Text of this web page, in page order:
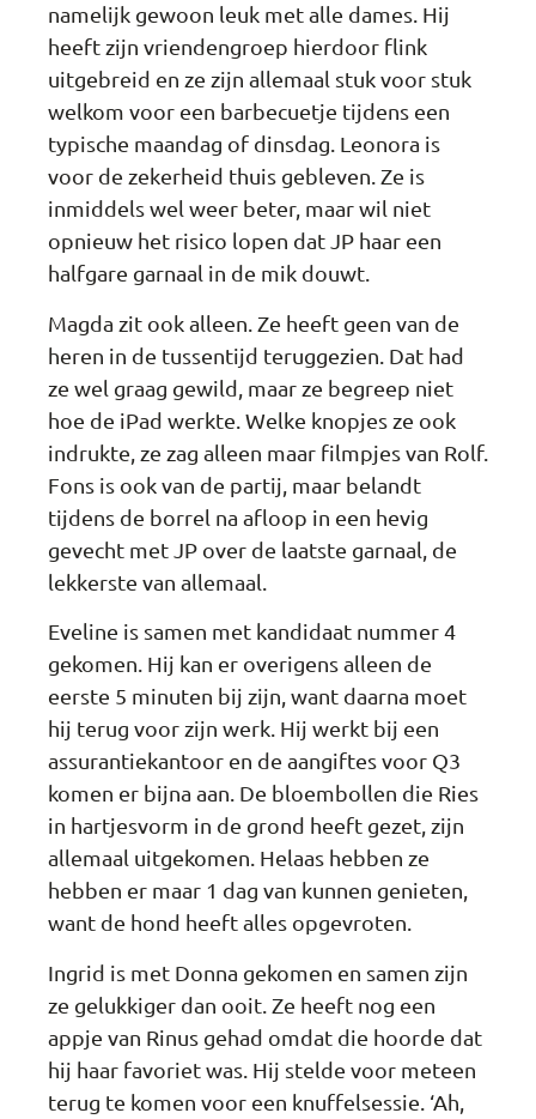
namelijk gewoon leuk met alle dames. Hij
heeft zijn vriendengroep hierdoor flink
uitgebreid en ze zijn allemaal stuk voor stuk
welkom voor een barbecuetje tijdens een
typische maandag of dinsdag. Leonora is
voor de zekerheid thuis gebleven. Ze is
inmiddels wel weer beter, maar wil niet
opnieuw het risico lopen dat JP haar een
halfgare garnaal in de mik douwt.
Magda zit ook alleen. Ze heeft geen van de
heren in de tussentijd teruggezien. Dat had
ze wel graag gewild, maar ze begreep niet
hoe de iPad werkte. Welke knopjes ze ook
indrukte, ze zag alleen maar filmpjes van Rolf.
Fons is ook van de partij, maar belandt
tijdens de borrel na afloop in een hevig
gevecht met JP over de laatste garnaal, de
lekkerste van allemaal.
Eveline is samen met kandidaat nummer 4
gekomen. Hij kan er overigens alleen de
eerste 5 minuten bij zijn, want daarna moet
hij terug voor zijn werk. Hij werkt bij een
assurantiekantoor en de aangiftes voor Q3
komen er bijna aan. De bloembollen die Ries
in hartjesvorm in de grond heeft gezet, zijn
allemaal uitgekomen. Helaas hebben ze
hebben er maar 1 dag van kunnen genieten,
want de hond heeft alles opgevroten.
Ingrid is met Donna gekomen en samen zijn
ze gelukkiger dan ooit. Ze heeft nog een
appje van Rinus gehad omdat die hoorde dat
hij haar favoriet was. Hij stelde voor meteen
terug te komen voor een knuffelsessie. ‘Ah,